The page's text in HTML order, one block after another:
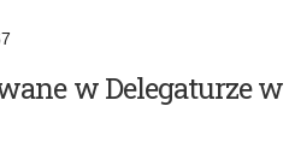
w Delegaturze w